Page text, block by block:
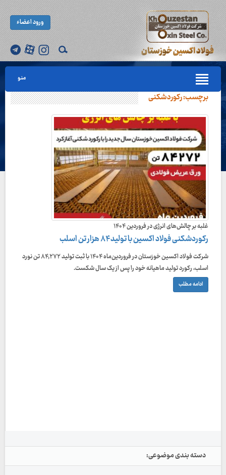
ورود اعضاء
منو
برچسب:رکوردشکنی
غلبه بر چالش‌های انرژی در فروردین ۱۴۰۴
رکوردشکنی فولاد اکسین با تولید ۸۴ هزار تن اسلب
شرکت فولاد اکسین خوزستان در فروردین‌ماه ۱۴۰۴ با ثبت تولید ۸۴,۲۷۲ تن نورد
اسلب، رکورد تولید ماهیانه خود را پس از یک سال شکست.
ادامه مطلب
دسته بندی موضوعی: